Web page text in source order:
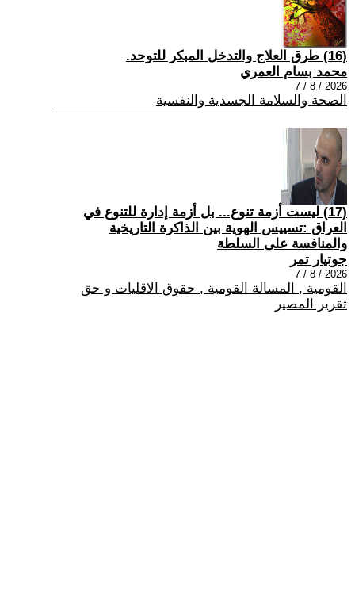
(16) طرق العلاج والتدخل المبكر للتوحد.
محمد بسام العمري
2026 / 8 / 7
الصحة والسلامة الجسدية والنفسية
(17) ليست أزمة تنوع... بل أزمة إدارة للتنوع في
العراق :تسييس الهوية بين الذاكرة التاريخية
والمنافسة على السلطة
جوتيار تمر
2026 / 8 / 7
القومية , المسالة القومية , حقوق الاقليات و حق
تقرير المصير